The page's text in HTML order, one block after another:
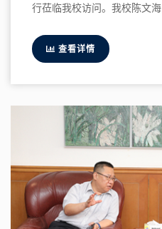
行莅临我校访问。我校陈文海
查看详情